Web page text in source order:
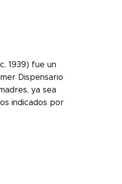
1939) fue un
Dispensario
ya sea
indicados por